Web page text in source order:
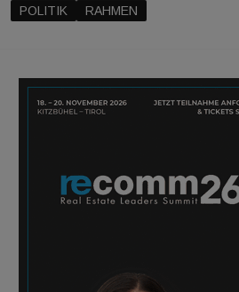
POLITIK
RAHMEN